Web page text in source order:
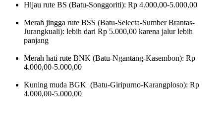
Hijau rute BS (Batu-Songgoriti): Rp 4.000,00-5.000,00
Merah jingga rute BSS (Batu-Selecta-Sumber Brantas-
Jurangkuali): lebih dari Rp 5.000,00 karena jalur lebih
panjang
Merah hati rute BNK (Batu-Ngantang-Kasembon): Rp
4.000,00-5.000,00
Kuning muda BGK (Batu-Giripurno-Karangploso): Rp
4.000,00-5.000,00